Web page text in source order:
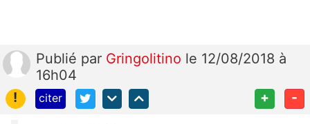
Publié par Gringolitino le 12/08/2018 à
16h04
!
citer + -